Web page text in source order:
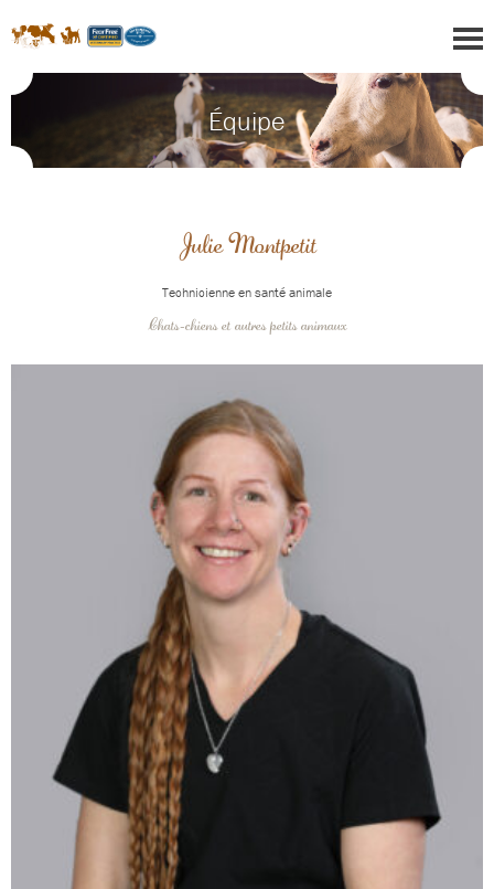
Équipe
Julie Montpetit
Technicienne en santé animale
Chats-chiens et autres petits animaux